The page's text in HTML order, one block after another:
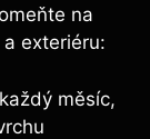
na
exteriéru:
měsíc,